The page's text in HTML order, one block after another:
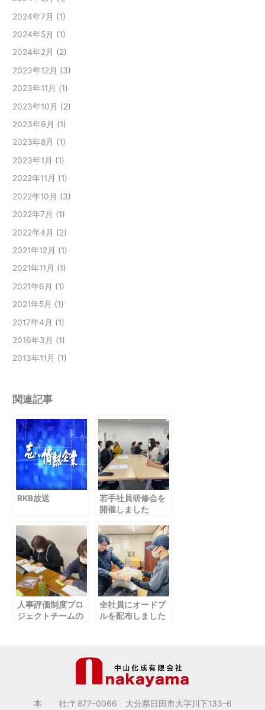
2024年7月 (1)
2024年5月 (1)
2024年2月 (2)
2023年12月 (3)
2023年11月 (1)
2023年10月 (2)
2023年9月 (1)
2023年8月 (1)
2023年1月 (1)
2022年11月 (1)
2022年10月 (3)
2022年7月 (1)
2022年4月 (2)
2021年12月 (1)
2021年11月 (1)
2021年6月 (1)
2021年5月 (1)
2017年4月 (1)
2016年3月 (1)
2013年11月 (1)
関連記事
RKB放送
若手社員研修会を
開催しました
人事評価制度プロ
ジェクトチームの
全社員にオードブ
ルを配布しました
本 社:〒877–0066 大分県日田市大字川下133–6